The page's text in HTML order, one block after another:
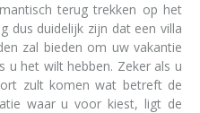
terug trekken op het
dus duidelijk zijn dat een villa
zal bieden om uw vakantie
u het wilt hebben. Zeker als u
zult komen wat betreft de
waar u voor kiest, ligt de